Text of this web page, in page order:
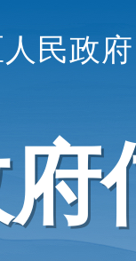
民政府